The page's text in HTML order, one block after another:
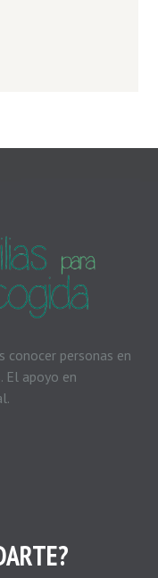
conocer personas en
El apoyo en